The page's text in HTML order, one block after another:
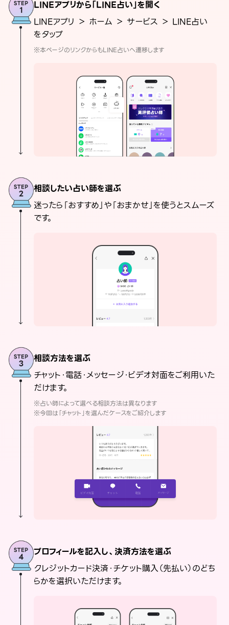
LINEアプリから「LINE占い」を開く
LINEアプリ ＞ ホーム ＞ サービス ＞ LINE占い
をタップ
※本ページのリンクからもLINE占いへ遷移します
相談したい占い師を選ぶ
迷ったら「おすすめ」や「おまかせ」を使うとスムーズ
です。
相談方法を選ぶ
チャット・電話・メッセージ・ビデオ対面をご利用いた
だけます。
※占い師によって選べる相談方法は異なります
※今回は「チャット」を選んだケースをご紹介します
プロフィールを記入し、決済方法を選ぶ
クレジットカード決済・チケット購入（先払い）のどち
らかを選択いただけます。